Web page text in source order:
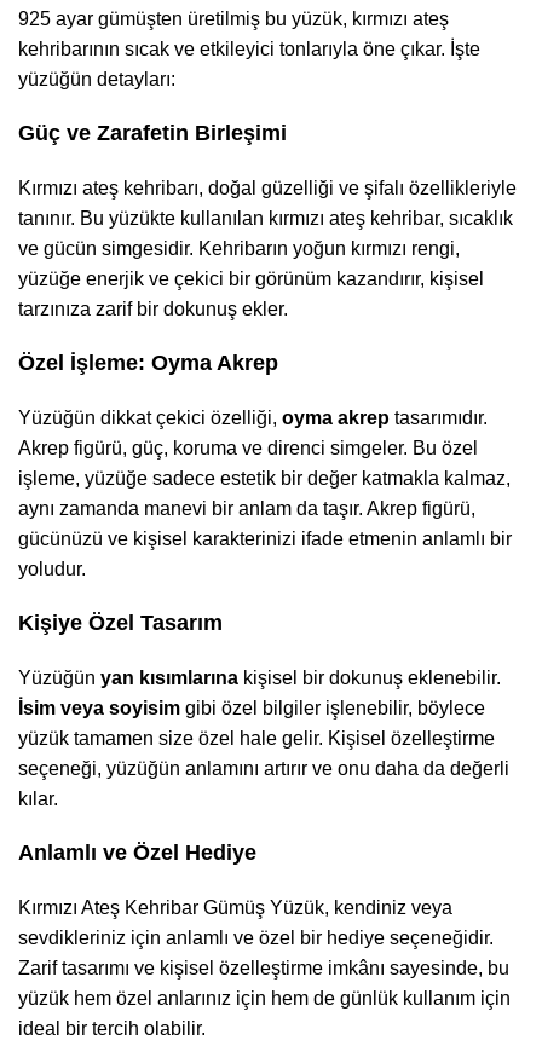
925 ayar gümüşten üretilmiş bu yüzük, kırmızı ateş
kehribarının sıcak ve etkileyici tonlarıyla öne çıkar. İşte
yüzüğün detayları:
Güç ve Zarafetin Birleşimi
Kırmızı ateş kehribarı, doğal güzelliği ve şifalı özellikleriyle
tanınır. Bu yüzükte kullanılan kırmızı ateş kehribar, sıcaklık
ve gücün simgesidir. Kehribarın yoğun kırmızı rengi,
yüzüğe enerjik ve çekici bir görünüm kazandırır, kişisel
tarzınıza zarif bir dokunuş ekler.
Özel İşleme: Oyma Akrep
Yüzüğün dikkat çekici özelliği, oyma akrep tasarımıdır.
Akrep figürü, güç, koruma ve direnci simgeler. Bu özel
işleme, yüzüğe sadece estetik bir değer katmakla kalmaz,
aynı zamanda manevi bir anlam da taşır. Akrep figürü,
gücünüzü ve kişisel karakterinizi ifade etmenin anlamlı bir
yoludur.
Kişiye Özel Tasarım
Yüzüğün yan kısımlarına kişisel bir dokunuş eklenebilir.
İsim veya soyisim gibi özel bilgiler işlenebilir, böylece
yüzük tamamen size özel hale gelir. Kişisel özelleştirme
seçeneği, yüzüğün anlamını artırır ve onu daha da değerli
kılar.
Anlamlı ve Özel Hediye
Kırmızı Ateş Kehribar Gümüş Yüzük, kendiniz veya
sevdikleriniz için anlamlı ve özel bir hediye seçeneğidir.
Zarif tasarımı ve kişisel özelleştirme imkânı sayesinde, bu
yüzük hem özel anlarınız için hem de günlük kullanım için
ideal bir tercih olabilir.